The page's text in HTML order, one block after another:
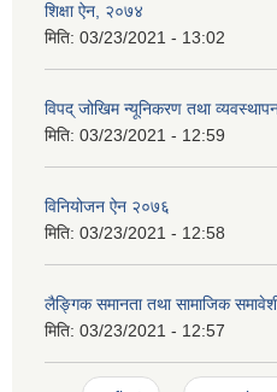
शिक्षा ऐन, २०७४
मिति: 03/23/2021 - 13:02
विपद् जोखिम न्यूनिकरण तथा
मिति: 03/23/2021 - 12:59
विनियोजन ऐन २०७६
मिति: 03/23/2021 - 12:58
लैङ्गिक समानता तथा सामाजिक
मिति: 03/23/2021 - 12:57